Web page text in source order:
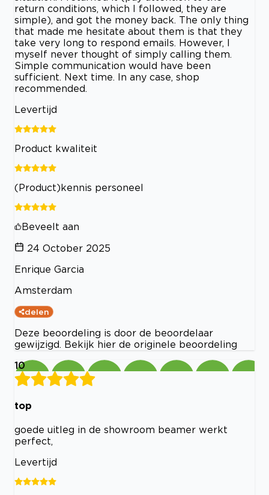
return conditions, which I followed, they are
simple), and got the money back. The only thing
that made me hesitate about them is that they
take very long to respond emails. However, I
myself never thought of simply calling them.
Simple communication would have been
sufficient. Next time. In any case, shop
recommended.
Levertijd
Product kwaliteit
(Product)kennis personeel
Beveelt aan
24 October 2025
Enrique Garcia
Amsterdam
delen
Deze beoordeling is door de beoordelaar
gewijzigd. Bekijk hier de originele beoordeling
10
top
goede uitleg in de showroom beamer werkt
perfect,
Levertijd